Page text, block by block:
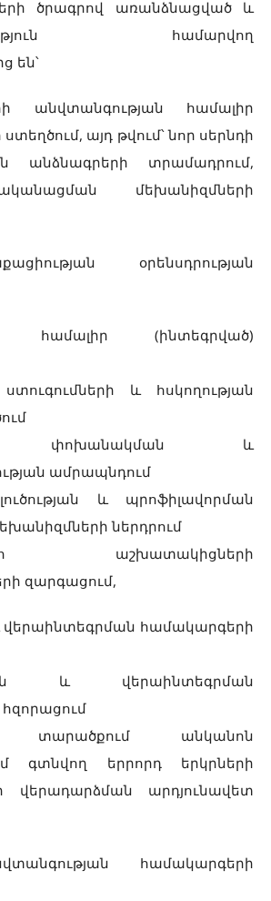
ծրագրով առանձնացված և
համարվող
են՝
անվտանգության համալիր
այդ թվում՝ նոր սերնդի
անձնագրերի տրամադրում,
մեխանիզմների
օրենսդրության
համալիր (ինտեգրված)
և հսկողության
փոխանակման և
ամրապնդում
և պրոֆիլավորման
ներդրում
աշխատակիցների
զարգացում,
համակարգերի
և վերաինտեգրման
տարածքում անկանոն
գտնվող երրորդ երկրների
վերադարձման արդյունավետ
համակարգերի